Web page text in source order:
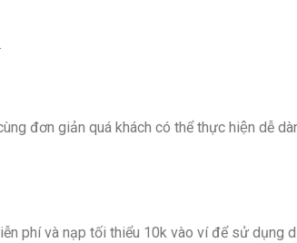
đơn giản quá khách có thể thực hiện dễ
phí và nạp tối thiểu 10k vào ví để sử dụng